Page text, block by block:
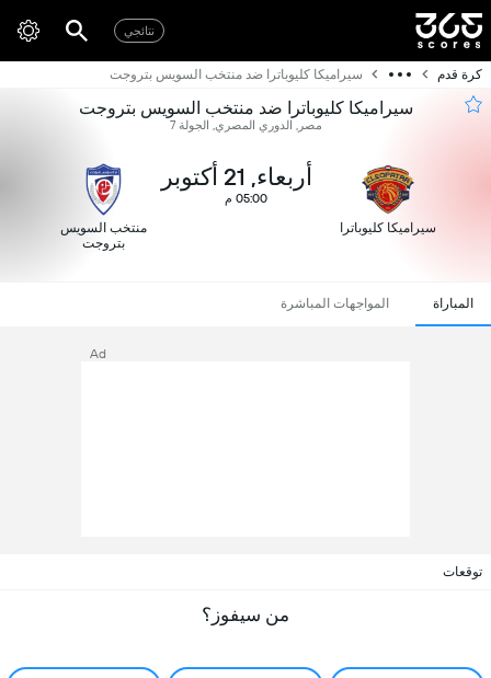
نتائجي
كرة قدم سيراميكا كليوباترا ضد منتخب السويس بتروجت
سيراميكا كليوباترا ضد منتخب السويس بتروجت
مصر, الدوري المصري, الجولة 7
سيراميكا كليوباترا
أربعاء, 21 أكتوبر
05:00 م
منتخب السويس
بتروجت
المباراة المواجهات المباشرة
Ad
توقعات
من سيفوز؟